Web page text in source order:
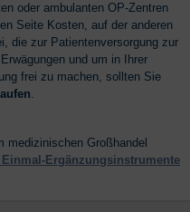
oder ambulanten OP-Zentren
Seite Kosten, auf der anderen
die zur Patientenversorgung zur
und um in Ihrer
frei zu machen, sollten Sie
.
medizinischen Großhandel
Einmal-Ergänzungsinstrumente